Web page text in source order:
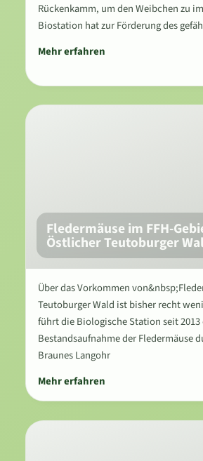
Rückenkamm, um den Weibchen zu
Biostation hat zur Förderung des
Mehr erfahren
Fledermäuse im FFH-
Östlicher Teutoburger
Über das Vorkommen
Teutoburger Wald ist bisher recht
führt die Biologische Station seit 2013
Bestandsaufnahme der Fledermäuse
Braunes Langohr
Mehr erfahren